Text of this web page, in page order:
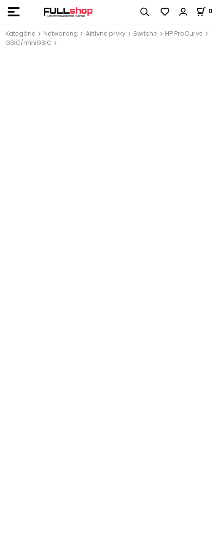
0
Kategórie Networking Aktívne prvky Switche
HP ProCurve
GBIC/miniGBIC